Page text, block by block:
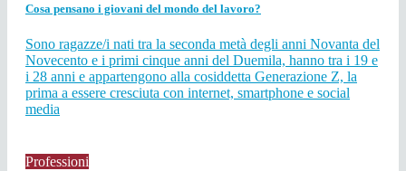
Cosa pensano i giovani del mondo del lavoro?
Sono ragazze/i nati tra la seconda metà degli anni Novanta del
Novecento e i primi cinque anni del Duemila, hanno tra i 19 e
i 28 anni e appartengono alla cosiddetta Generazione Z, la
prima a essere cresciuta con internet, smartphone e social
media
Professioni